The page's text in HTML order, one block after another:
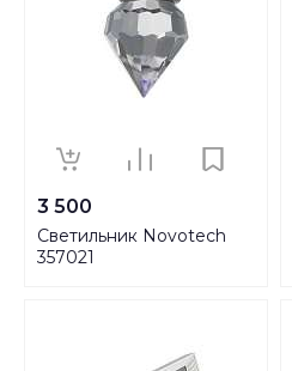
3 500
Светильник Novotech
357021